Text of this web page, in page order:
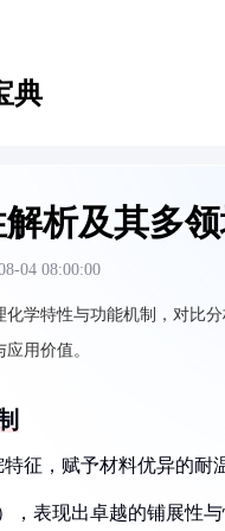
典
析及其多
04 08:00:00
化学特性与功能机制，对比
用价值。
征，赋予材料优异的耐
，表现出卓越的铺展性